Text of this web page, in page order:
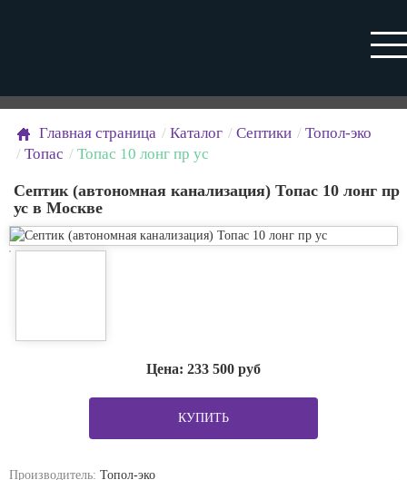
Главная страница Каталог Септики
Топол-эко
Топас
Топас 10 лонг пр ус
Септик (автономная канализация) Топас 10 лонг пр
ус в Москве
Цена: 233 500 руб
КУПИТЬ
Производитель: Топол-эко